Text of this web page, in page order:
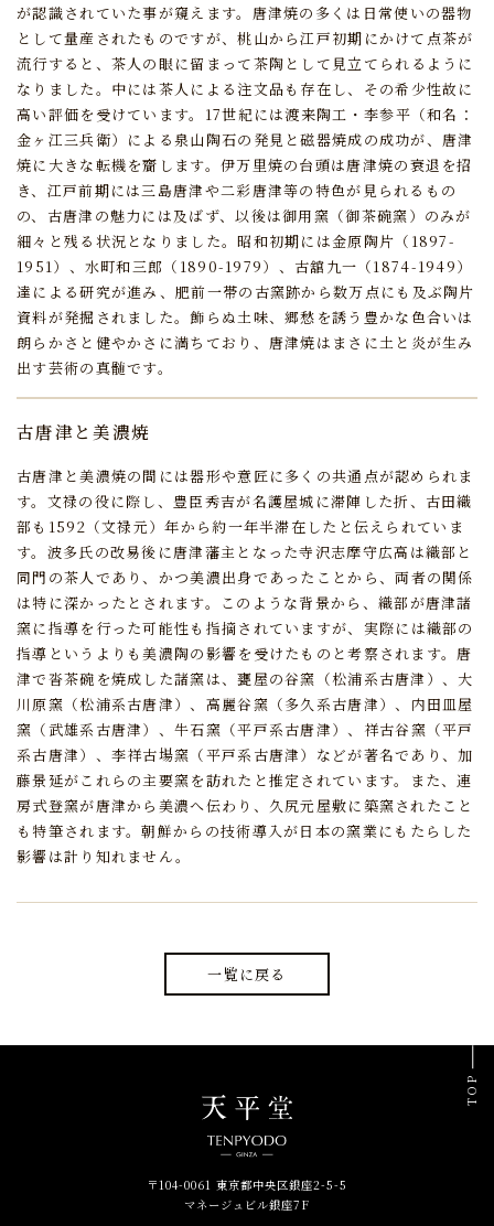
が認識されていた事が窺えます。 唐津焼の多くは日常使いの器物
として量産されたものですが、桃山から江戸初期にかけて点茶が
流行すると、 茶人の眼に留まって茶陶として見立てられるように
なりました。 中には茶人による注文品も存在し、その希少性故に
高い評価を受けています。 17世紀には渡来陶工・李参平（和名：
金ヶ江三兵衛）による泉山陶石の発見と磁器焼成の成功が、 唐津
焼に大きな転機を齎します。 伊万里焼の台頭は唐津焼の衰退を招
き、江戸前期には三島唐津や二彩唐津等の特色が見られるもの
の、 古唐津の魅力には及ばず、以後は御用窯（御茶碗窯）のみが
細々と残る状況となりました。昭和初期には金原陶片（1897-
1951）、水町和三郎（1890-1979）、古舘九一（1874-1949）
達による研究が進み、肥前一帯の古窯跡から数万点にも及ぶ陶片
資料が発掘されました。飾らぬ土味、郷愁を誘う豊かな色合いは
朗らかさと健やかさに満ちており、 唐津焼はまさに土と炎が生み
出す芸術の真髄です。
古唐津と美濃焼
古唐津と美濃焼の間には器形や意匠に多くの共通点が認められま
す。 文禄の役に際し、豊臣秀吉が名護屋城に滞陣した折、 古田織
部も1592（文禄元）年から約一年半滞在したと伝えられていま
す。 波多氏の改易後に唐津藩主となった寺沢志摩守広高は織部と
同門の茶人であり、 かつ美濃出身であったことから、両者の関係
は特に深かったとされます。
このような背景から、織部が唐津諸
窯に指導を行った可能性も指摘されていますが、 実際には織部の
指導というよりも美濃陶の影響を受けたものと考察されます。 唐
津で沓茶碗を焼成した諸窯は、甕屋の谷窯（松浦系古唐津）、大
川原窯（松浦系古唐津）、 高麗谷窯（多久系古唐津）、内田皿屋
窯（武雄系古唐津）、牛石窯（平戸系古唐津）、 祥古谷窯（平戸
系古唐津）、李祥古場窯（平戸系古唐津）などが著名であり、 加
藤景延がこれらの主要窯を訪れたと推定されています。
また、連
房式登窯が唐津から美濃へ伝わり、久尻元屋敷に築窯されたこと
も特筆されます。朝鮮からの技術導入が日本の窯業にもたらした
影響は計り知れません。
一覧に戻る
〒104-0061 東京都中央区銀座2-5-5
マネージュビル銀座7F
TOP